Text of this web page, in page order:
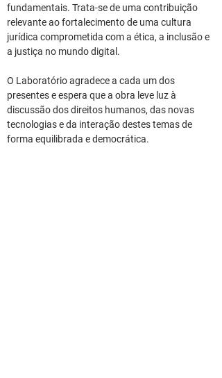
fundamentais. Trata-se de uma contribuição
relevante ao fortalecimento de uma cultura
jurídica comprometida com a ética, a inclusão e
a justiça no mundo digital.
O Laboratório agradece a cada um dos
presentes e espera que a obra leve luz à
discussão dos direitos humanos, das novas
tecnologias e da interação destes temas de
forma equilibrada e democrática.